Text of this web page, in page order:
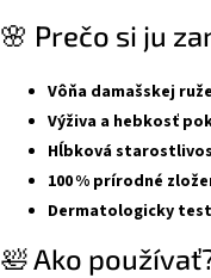
🌸 Prečo si ju
Vôňa damašskej
Výživa a hebkosť
Hĺbková
100 % prírodné
Dermatologicky
🛀 Ako